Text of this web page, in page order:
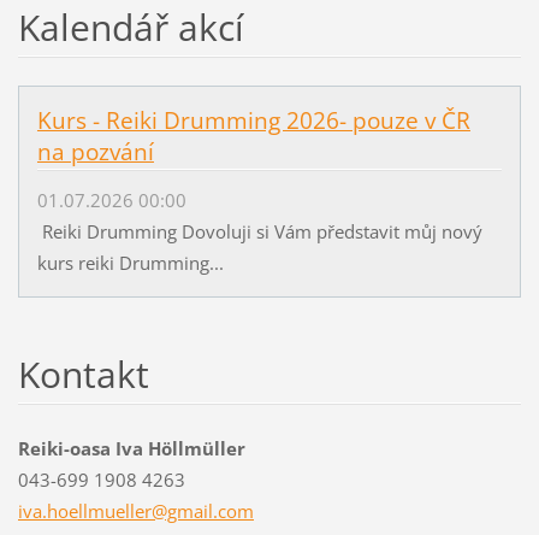
Kalendář akcí
Kurs - Reiki Drumming 2026- pouze v ČR
na pozvání
01.07.2026 00:00
Reiki Drumming Dovoluji si Vám představit můj nový
kurs reiki Drumming...
Kontakt
Reiki-oasa Iva Höllmüller
043-699 1908 4263
iva.hoellmueller@gmail.com